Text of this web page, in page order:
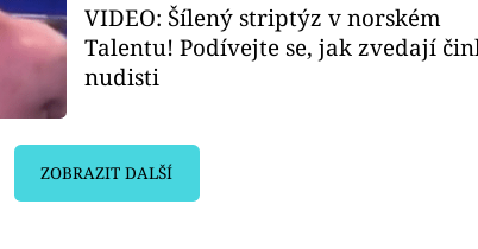
VIDEO: Šílený striptýz v norském
Talentu! Podívejte se, jak zvedají
nudisti
ZOBRAZIT DALŠÍ